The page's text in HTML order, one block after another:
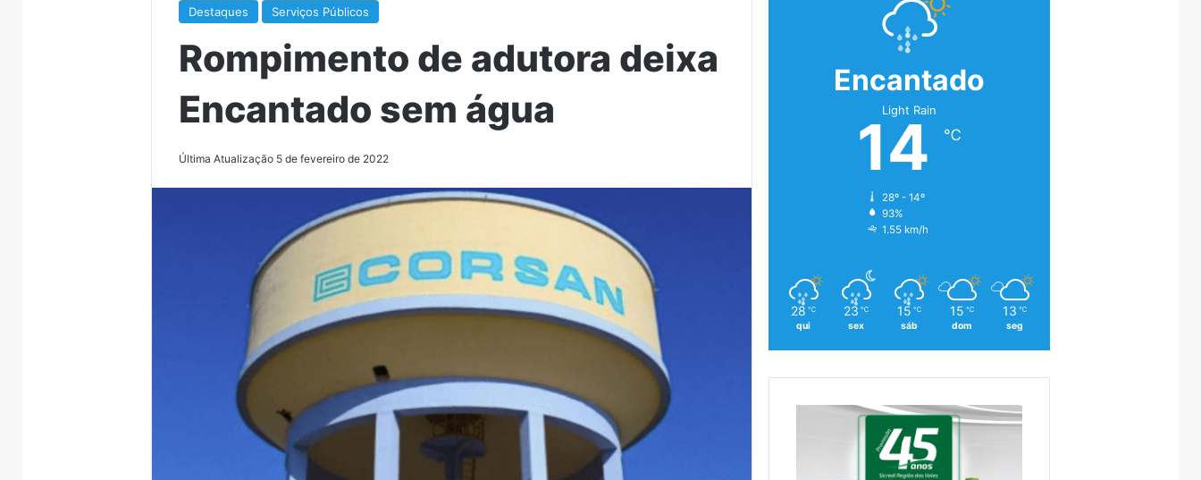
Destaques Serviços Públicos
Rompimento de adutora deixa
Encantado sem água
Última Atualização 5 de fevereiro de 2022
Encantado
Light Rain
14 ℃
28º - 14º
93%
1.55 km/h
28 ℃
qui
23 ℃
sex
15 ℃
sáb
15 ℃
dom
13 ℃
seg